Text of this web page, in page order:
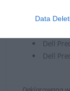
Data
Dell
Dell
Dell